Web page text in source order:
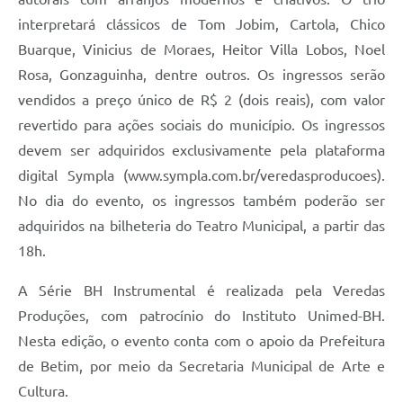
interpretará clássicos de Tom Jobim, Cartola, Chico
Buarque, Vinicius de Moraes, Heitor Villa Lobos, Noel
Rosa, Gonzaguinha, dentre outros. Os ingressos serão
vendidos a preço único de R$ 2 (dois reais), com valor
revertido para ações sociais do município. Os ingressos
devem ser adquiridos exclusivamente pela plataforma
digital Sympla (www.sympla.com.br/veredasproducoes).
No dia do evento, os ingressos também poderão ser
adquiridos na bilheteria do Teatro Municipal, a partir das
18h.
A Série BH Instrumental é realizada pela Veredas
Produções, com patrocínio do Instituto Unimed-BH.
Nesta edição, o evento conta com o apoio da Prefeitura
de Betim, por meio da Secretaria Municipal de Arte e
Cultura.